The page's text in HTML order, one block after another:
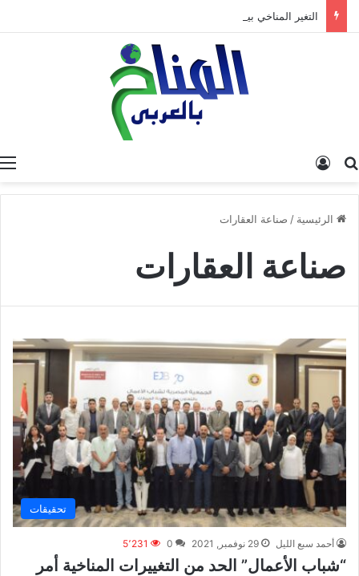
البحث عن
الرئيسية / صناعة العقارات
صناعة العقارات
تحقيقات
أحمد سبع الليل 29 نوفمبر, 2021 0 5٬231
“شباب الأعمال” الحد من التغييرات المناخية أمر